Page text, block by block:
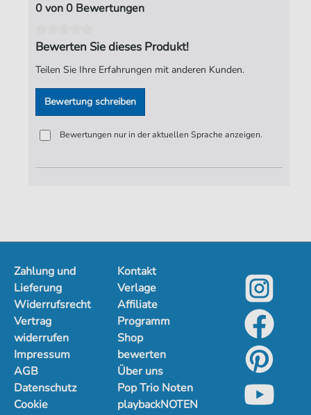
Seiten:
2
0 von 0 Bewertungen
Bewerten Sie dieses Produkt!
Teilen Sie Ihre Erfahrungen mit anderen Kunden.
Bewertung schreiben
Bewertungen nur in der aktuellen Sprache anzeigen.
Zahlung und
Lieferung
Widerrufsrecht
Vertrag
widerrufen
Impressum
AGB
Datenschutz
Cookie
Kontakt
Verlage
Affiliate
Programm
Shop
bewerten
Über uns
Pop Trio Noten
playbackNOTEN